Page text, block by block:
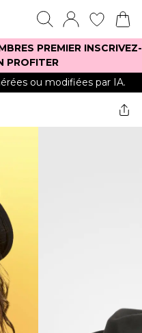
PREMIER INSCRIVEZ-
PROFITER
ou modifiées par IA.